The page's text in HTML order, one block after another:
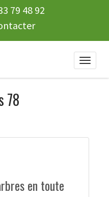
79 48 92
Toggle
78
en toute